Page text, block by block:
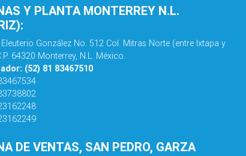
Y PLANTA MONTERREY N.L.
González No. 512 Col. Mitras Norte (entre Ixtapa y
64320 Monterrey, N.L. México.
(52) 81 83467510
DE VENTAS, SAN PEDRO, GARZA